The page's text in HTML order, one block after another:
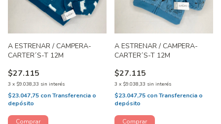
A ESTRENAR / CAMPERA-
CARTER´S-T 12M
$27.115
3 x $9.038,33 sin interés
$23.047,75 conTransferencia o
depósito
A ESTRENAR / CAMPERA-
CARTER´S-T 12M
$27.115
3 x $9.038,33 sin interés
$23.047,75 conTransferencia o
depósito